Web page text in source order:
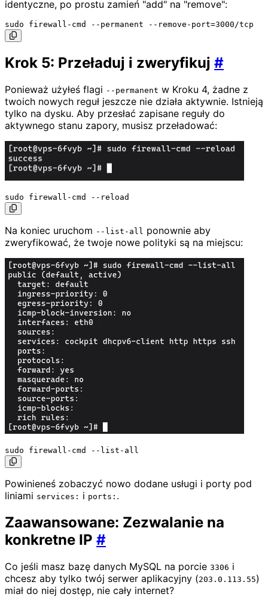
identyczne, po prostu zamień "add" na "remove":
Krok 5: Przeładuj i zweryfikuj #
Ponieważ użyłeś flagi --permanent w Kroku 4, żadne z
twoich nowych reguł jeszcze nie działa aktywnie. Istnieją
tylko na dysku. Aby przesłać zapisane reguły do
aktywnego stanu zapory, musisz przeładować:
Na koniec uruchom --list-all ponownie aby
zweryfikować, że twoje nowe polityki są na miejscu:
Powinieneś zobaczyć nowo dodane usługi i porty pod
liniami services: i ports: .
Zaawansowane: Zezwalanie na
konkretne IP #
Co jeśli masz bazę danych MySQL na porcie 3306 i
chcesz aby tylko twój serwer aplikacyjny (203.0.113.55)
miał do niej dostęp, nie cały internet?